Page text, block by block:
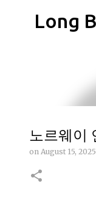
Long
노르웨이
on August 15, 2025